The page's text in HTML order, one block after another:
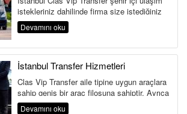
istekleriniz dahilinde firma size istediğiniz
durumunda şoförl&...
Devamını oku
İstanbul Transfer Hizmetleri
Clas Vip Transfer aile tipine uygun araçlara
sahip geniş bir araç filosuna sahiptir. Ayrıca
şehir i&...
Devamını oku